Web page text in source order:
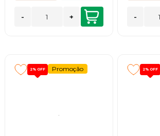
- + -
2% OFF Promoção 2% OFF